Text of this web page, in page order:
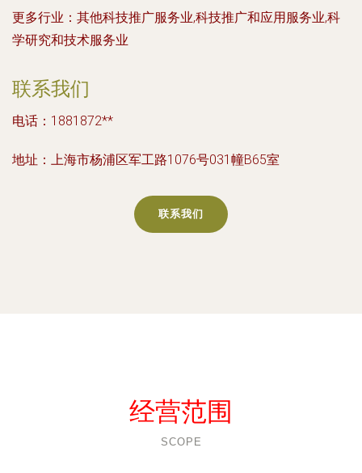
更多行业： 其他科技推广服务业,科技推广和应用服务业,科
学研究和技术服务业
联系我们
电话：1881872**
地址：上海市杨浦区军工路1076号031幢B65室
联系我们
经营范围
SCOPE